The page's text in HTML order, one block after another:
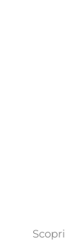
Scopri